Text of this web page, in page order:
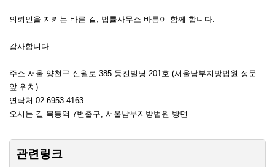
의뢰인을 지키는 바른 길, 법률사무소 바름이 함께 합니다.
감사합니다.
주소 서울 양천구 신월로 385 동진빌딩 201호 (서울남부지방법원 정문
앞 위치)
연락처 02-6953-4163
오시는 길 목동역 7번출구, 서울남부지방법원 방면
관련링크